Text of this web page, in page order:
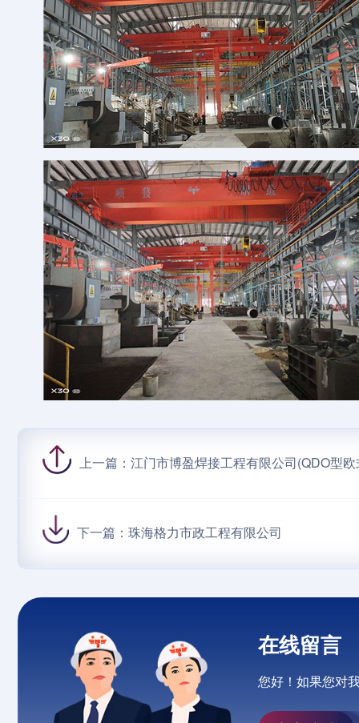
上一篇： 江门市博盈焊接工程有限公司(QDO型
下一篇：珠海格力市政工程有限公司
在线留言
您好！如果您对